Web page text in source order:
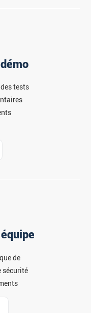
tests
de
sécurité